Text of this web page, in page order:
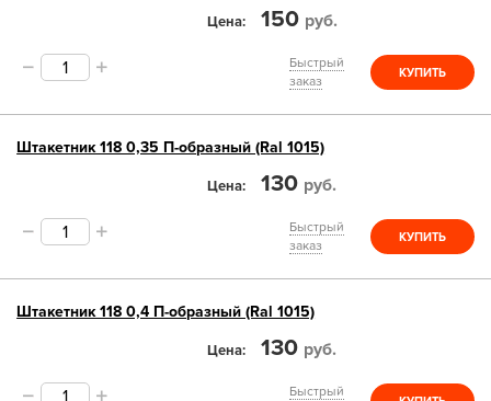
Цена 150 руб.
Быстрый
заказ
КУПИТЬ
Штакетник 118 0,35 П-образный (Ral 1015)
Цена 130 руб.
Быстрый
заказ
КУПИТЬ
Штакетник 118 0,4 П-образный (Ral 1015)
Цена 130 руб.
Быстрый